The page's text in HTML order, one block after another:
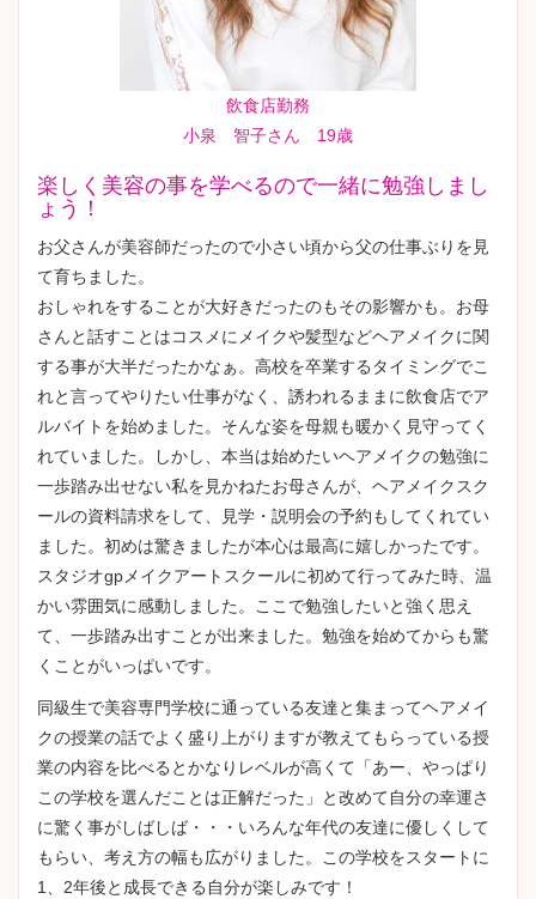
飲食店勤務
小泉 智子さん 19歳
楽しく美容の事を学べるので一緒に勉強しまし
ょう！
お父さんが美容師だったので小さい頃から父の仕事ぶりを見
て育ちました。
おしゃれをすることが大好きだったのもその影響かも。お母
さんと話すことはコスメにメイクや髪型などヘアメイクに関
する事が大半だったかなぁ。高校を卒業するタイミングでこ
れと言ってやりたい仕事がなく、誘われるままに飲食店でア
ルバイトを始めました。そんな姿を母親も暖かく見守ってく
れていました。しかし、本当は始めたいヘアメイクの勉強に
一歩踏み出せない私を見かねたお母さんが、ヘアメイクスク
ールの資料請求をして、見学・説明会の予約もしてくれてい
ました。初めは驚きましたが本心は最高に嬉しかったです。
スタジオgpメイクアートスクールに初めて行ってみた時、温
かい雰囲気に感動しました。ここで勉強したいと強く思え
て、一歩踏み出すことが出来ました。勉強を始めてからも驚
くことがいっぱいです。
同級生で美容専門学校に通っている友達と集まってヘアメイ
クの授業の話でよく盛り上がりますが教えてもらっている授
業の内容を比べるとかなりレベルが高くて「あー、やっぱり
この学校を選んだことは正解だった」と改めて自分の幸運さ
に驚く事がしばしば・・・いろんな年代の友達に優しくして
もらい、考え方の幅も広がりました。この学校をスタートに
1、2年後と成長できる自分が楽しみです！